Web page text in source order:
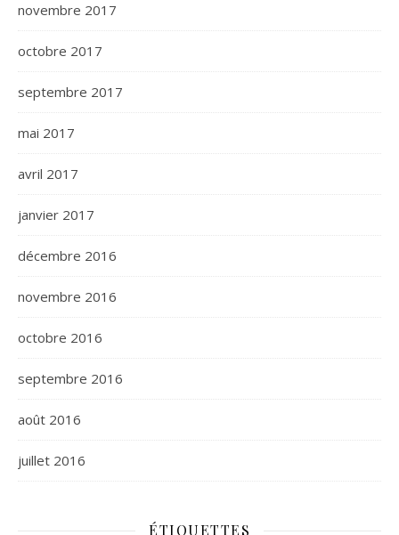
novembre 2017
octobre 2017
septembre 2017
mai 2017
avril 2017
janvier 2017
décembre 2016
novembre 2016
octobre 2016
septembre 2016
août 2016
juillet 2016
ÉTIQUETTES